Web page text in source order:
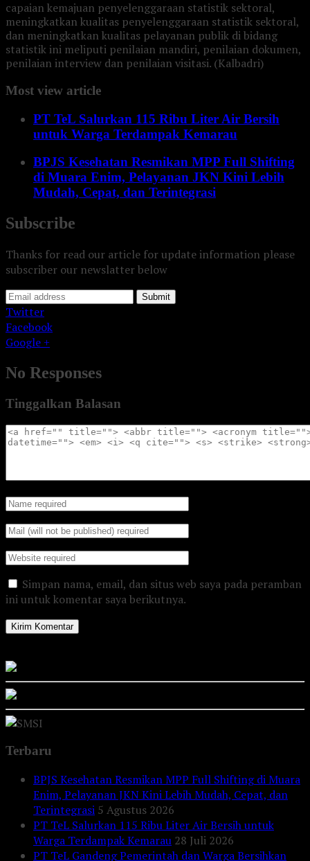
capaian kemajuan penyelenggaraan statistik sektoral,
meningkatkan kualitas penyelenggaraan statistik sektoral,
dan meningkatkan kualitas pelayanan publik di bidang
statistik ini meliputi penilaian mandiri, penilaian dokumen,
penilaian interview dan penilaian visitasi. (Kalbadri)
Most view article
PT TeL Salurkan 115 Ribu Liter Air Bersih
untuk Warga Terdampak Kemarau
BPJS Kesehatan Resmikan MPP Full Shifting
di Muara Enim, Pelayanan JKN Kini Lebih
Mudah, Cepat, dan Terintegrasi
Subscribe
Thanks for read our article for update information please
subscriber our newslatter below
Submit
Twitter
Facebook
Google +
No Responses
Tinggalkan Balasan
Simpan nama, email, dan situs web saya pada peramban
ini untuk komentar saya berikutnya.
Terbaru
BPJS Kesehatan Resmikan MPP Full Shifting di Muara
Enim, Pelayanan JKN Kini Lebih Mudah, Cepat, dan
Terintegrasi 5 Agustus 2026
PT TeL Salurkan 115 Ribu Liter Air Bersih untuk
Warga Terdampak Kemarau 28 Juli 2026
PT TeL Gandeng Pemerintah dan Warga Bersihkan